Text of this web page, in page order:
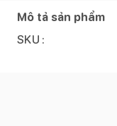
Mô tả sản phẩm
SKU :